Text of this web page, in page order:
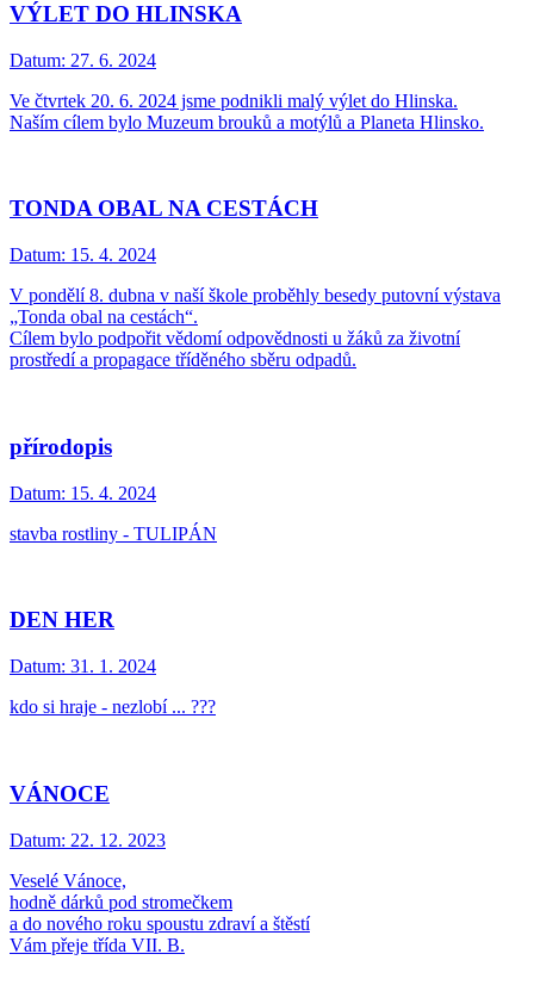
VÝLET DO HLINSKA
Datum: 27. 6. 2024
Ve čtvrtek 20. 6. 2024 jsme podnikli malý výlet do Hlinska.
Naším cílem bylo Muzeum brouků a motýlů a Planeta Hlinsko.
TONDA OBAL NA CESTÁCH
Datum: 15. 4. 2024
V pondělí 8. dubna v naší škole proběhly besedy putovní výstava
„Tonda obal na cestách“.
Cílem bylo podpořit vědomí odpovědnosti u žáků za životní
prostředí a propagace tříděného sběru odpadů.
přírodopis
Datum: 15. 4. 2024
stavba rostliny - TULIPÁN
DEN HER
Datum: 31. 1. 2024
kdo si hraje - nezlobí ... ???
VÁNOCE
Datum: 22. 12. 2023
Veselé Vánoce,
hodně dárků pod stromečkem
a do nového roku spoustu zdraví a štěstí
Vám přeje třída VII. B.